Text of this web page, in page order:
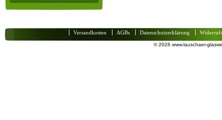
Versandkosten AGBs Datenschutzerklärung
© 2026 www.lauschaer-